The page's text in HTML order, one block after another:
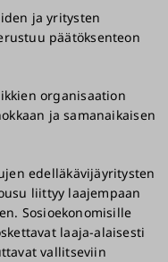
ja yritysten
päätöksenteon
organisaation
ja samanaikaisen
edelläkävijäyritysten
liittyy laajempaan
Sosioekonomisille
laaja-alaisesti
vallitseviin